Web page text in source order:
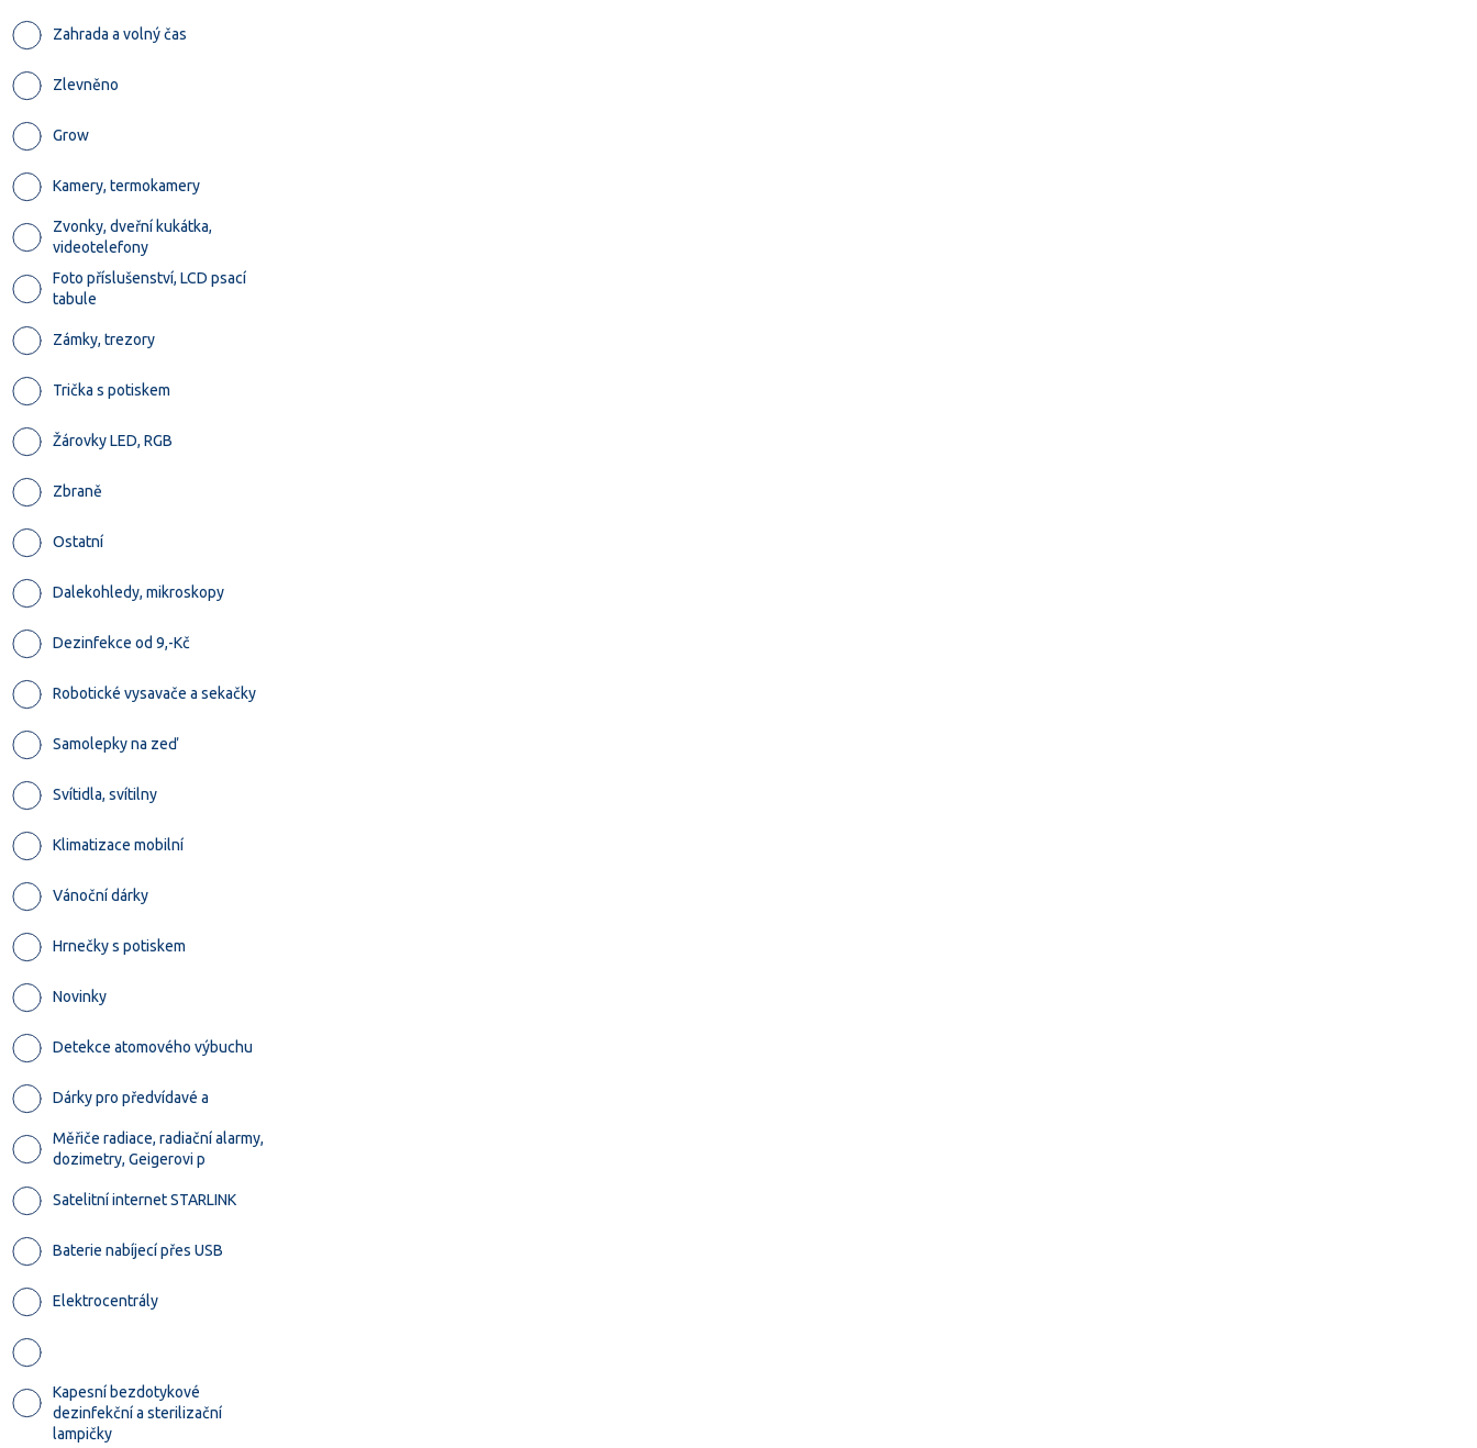
Zahrada a volný čas
Zlevněno
Grow
Kamery, termokamery
Zvonky, dveřní kukátka,
videotelefony
Foto příslušenství, LCD psací
tabule
Zámky, trezory
Trička s potiskem
Žárovky LED, RGB
Zbraně
Ostatní
Dalekohledy, mikroskopy
Dezinfekce od 9,-Kč
Robotické vysavače a sekačky
Samolepky na zeď
Svítidla, svítilny
Klimatizace mobilní
Vánoční dárky
Hrnečky s potiskem
Novinky
Detekce atomového výbuchu
Dárky pro předvídavé a
Měřiče radiace, radiační alarmy,
dozimetry, Geigerovi p
Satelitní internet STARLINK
Baterie nabíjecí přes USB
Elektrocentrály
Kapesní bezdotykové
dezinfekční a sterilizační
lampičky